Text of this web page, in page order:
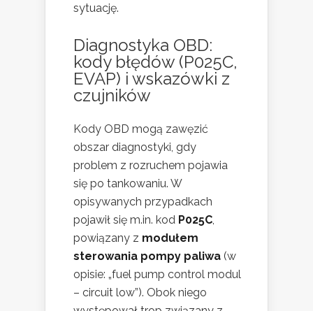
sytuację.
Diagnostyka OBD:
kody błędów (P025C,
EVAP) i wskazówki z
czujników
Kody OBD mogą zawęzić
obszar diagnostyki, gdy
problem z rozruchem pojawia
się po tankowaniu. W
opisywanych przypadkach
pojawił się m.in. kod P025C,
powiązany z modułem
sterowania pompy paliwa (w
opisie: „fuel pump control modul
– circuit low”). Obok niego